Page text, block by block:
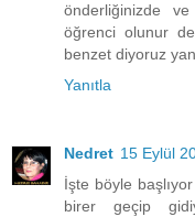
önderliğinizde
öğrenci olunur
benzet diyoruz
Yanıtla
Nedret 15 Eylül
İşte böyle
birer geçip